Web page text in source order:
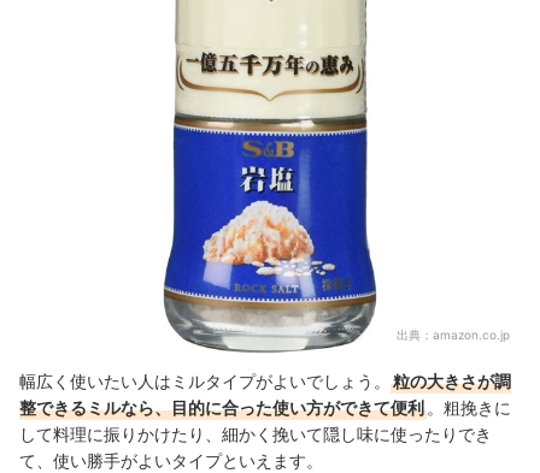
出典： amazon.co.jp
幅広く使いたい人はミルタイプがよいでしょう。
粒の大きさが調
整できるミルなら、目的に合った使い方ができて便利 。粗挽きに
して料理に振りかけたり、細かく挽いて隠し味に使ったりでき
て、使い勝手がよいタイプといえます。